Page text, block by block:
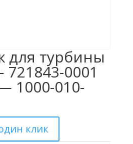
для турбины
0001
1000-010-
клик